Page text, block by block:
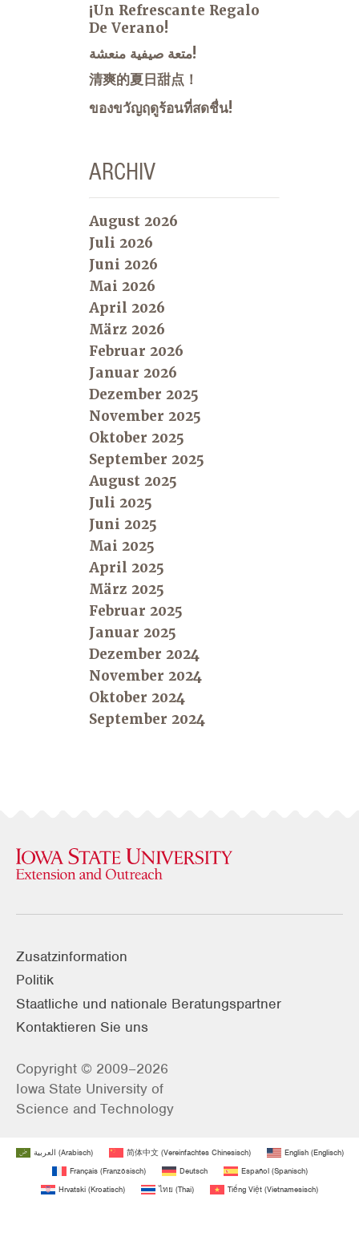
¡Un Refrescante Regalo
De Verano!
متعة صيفية منعشة!
清爽的夏日甜点！
ของขวัญฤดูร้อนที่สดชื่น!
ARCHIV
August 2026
Juli 2026
Juni 2026
Mai 2026
April 2026
März 2026
Februar 2026
Januar 2026
Dezember 2025
November 2025
Oktober 2025
September 2025
August 2025
Juli 2025
Juni 2025
Mai 2025
April 2025
März 2025
Februar 2025
Januar 2025
Dezember 2024
November 2024
Oktober 2024
September 2024
Zusatzinformation
Politik
Staatliche und nationale Beratungspartner
Kontaktieren Sie uns
Copyright © 2009–2026
Iowa State University of
Science and Technology
العربية (Arabisch) 简体中文(Vereinfachtes Chinesisch) English(Englisch)
Français(Französisch) Deutsch Español(Spanisch)
Hrvatski (Kroatisch) ไทย (Thai) Tiếng Việt (Vietnamesisch)